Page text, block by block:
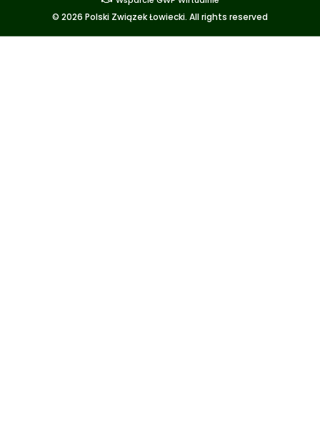
© 2026 Polski Związek Łowiecki. All rights reserved